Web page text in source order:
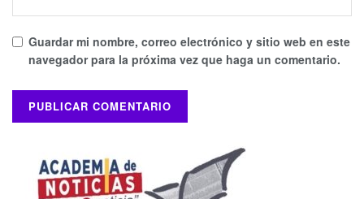
Guardar mi nombre, correo electrónico y sitio web en este
navegador para la próxima vez que haga un comentario.